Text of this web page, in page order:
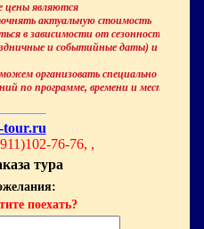
цены являются
актуальную стоимость
в зависимости от сезонности,
и событийные даты) и
организовать специально
по программе, времени и месту
tour.ru
76-76, ,
тура
поехать?